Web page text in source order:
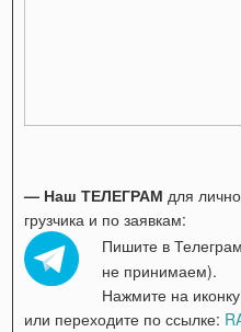
— Наш ТЕЛЕГРАМдля
грузчика и по заявкам:
Пишите в
не принимаем).
Нажмите на
или переходите по ссылке: